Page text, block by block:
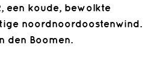
een koude, bewolkte
noordnoordoostenwind.
den Boomen.